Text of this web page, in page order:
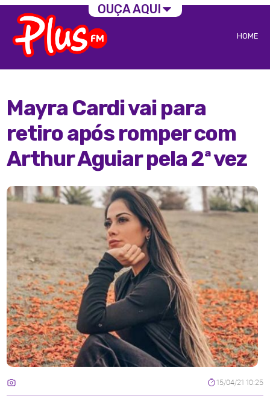
HOME
Mayra Cardi vai para
retiro após romper com
Arthur Aguiar pela 2ª vez
15/04/21 10:25
OUÇA AQUI